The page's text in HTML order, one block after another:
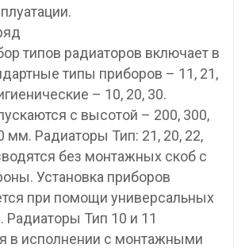
типов радиаторов включает в
типы приборов – 11, 21,
– 10, 20, 30.
с высотой – 200, 300,
мм. Радиаторы Тип: 21, 20, 22,
без монтажных скоб с
Установка приборов
при помощи универсальных
Радиаторы Тип 10 и 11
в исполнении с монтажными